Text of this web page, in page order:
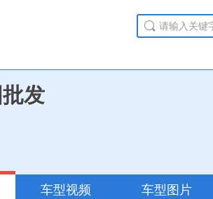
发
车型视频 车型图片